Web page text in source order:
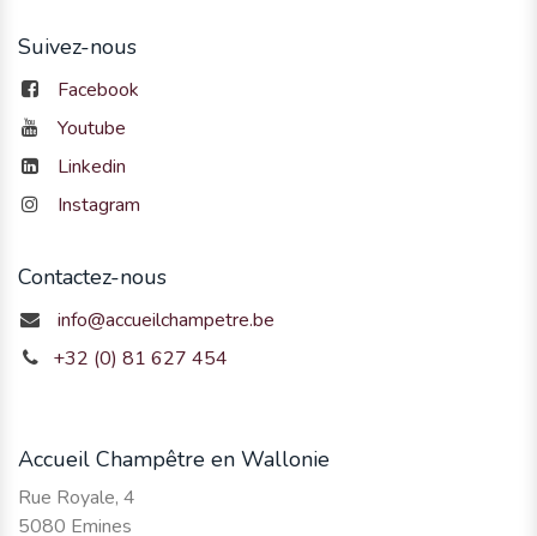
Suivez-nous
Facebook
Youtube
Linkedin
Instagram
Contactez-nous
info@accueilchampetre.be
+32 (0) 81 627 454
Accueil Champêtre en Wallonie
Rue Royale, 4
5080 Emines